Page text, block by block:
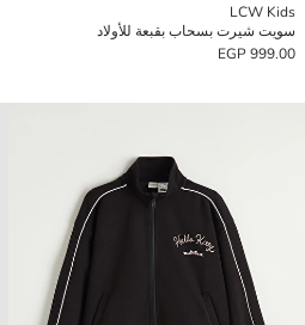
LCW Kids
سويت شيرت بسحاب بقبعة للأولاد
999.00 EGP